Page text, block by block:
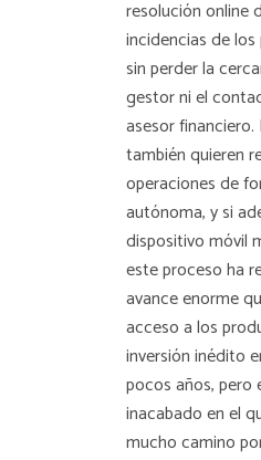
resolución online
incidencias de
sin perder la
gestor ni el
asesor
también quieren
operaciones de
autónoma, y si
dispositivo móvil
este proceso ha
avance enorme
acceso a los
inversión inédito
pocos años, pero
inacabado en el
mucho camino